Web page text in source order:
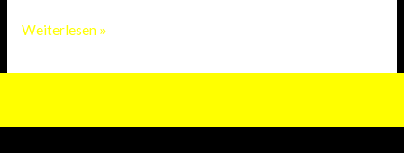
Top
DE
Weiterlesen »